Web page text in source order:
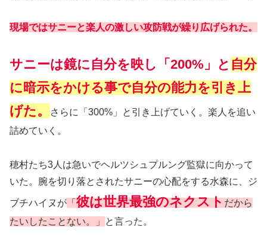
現場ではサニーと楽人の激しい攻防戦が繰り広げられた。
サニーは鏡に自分を映し「200%」と 自分
に暗示をかける事で自分の能力を引き上
げた。
さらに「300%」と引き上げていく。楽人を追い
詰めていく。
穂村たち3人は急いでヘルツシュプルング監獄に向かって
いた。腕を切り落とされたサニーの心配をする水森に、ジ
ブチハイヌが 「 彼は世界最強のネクストだから
たいしたことない。」
と言った。